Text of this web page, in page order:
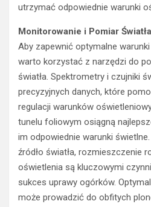
Aby zapewnić optymalne warunki
warto korzystać z narzędzi do
światła. Spektrometry i czujniki
precyzyjnych danych, które
regulacji warunków
tunelu foliowym osiągną
im odpowiednie warunki
źródło światła, rozmieszczenie
oświetlenia są kluczowymi
sukces uprawy ogórków.
może prowadzić do obfitych
owoców, co przyczynia się do